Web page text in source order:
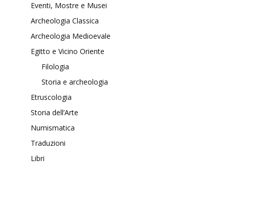
Eventi, Mostre e Musei
Archeologia Classica
Archeologia Medioevale
Egitto e Vicino Oriente
Filologia
Storia e archeologia
Etruscologia
Storia dell’Arte
Numismatica
Traduzioni
Libri